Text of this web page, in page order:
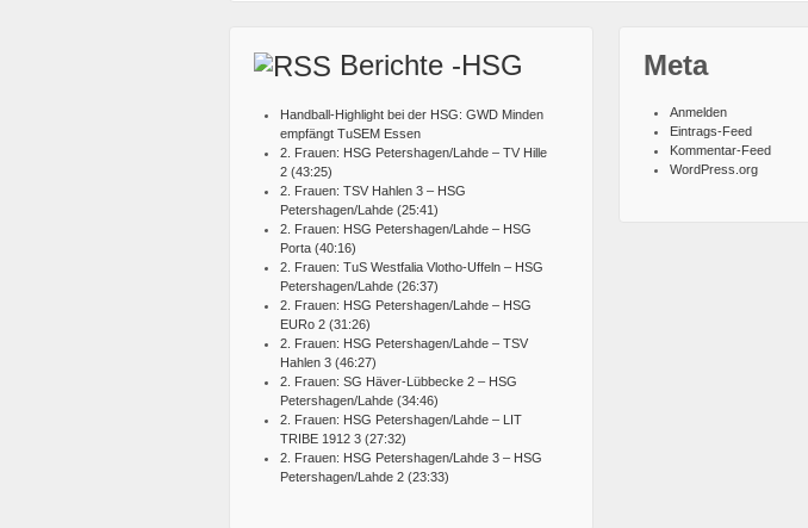
Berichte -HSG
Handball-Highlight bei der HSG: GWD Minden
empfängt TuSEM Essen
2. Frauen: HSG Petershagen/Lahde – TV Hille
2 (43:25)
2. Frauen: TSV Hahlen 3 – HSG
Petershagen/Lahde (25:41)
2. Frauen: HSG Petershagen/Lahde – HSG
Porta (40:16)
2. Frauen: TuS Westfalia Vlotho-Uffeln – HSG
Petershagen/Lahde (26:37)
2. Frauen: HSG Petershagen/Lahde – HSG
EURo 2 (31:26)
2. Frauen: HSG Petershagen/Lahde – TSV
Hahlen 3 (46:27)
2. Frauen: SG Häver-Lübbecke 2 – HSG
Petershagen/Lahde (34:46)
2. Frauen: HSG Petershagen/Lahde – LIT
TRIBE 1912 3 (27:32)
2. Frauen: HSG Petershagen/Lahde 3 – HSG
Petershagen/Lahde 2 (23:33)
Meta
Anmelden
Eintrags-Feed
Kommentar-Feed
WordPress.org